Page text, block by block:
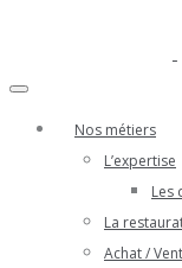
Nos métiers
L’expertise
Les
La
Achat /